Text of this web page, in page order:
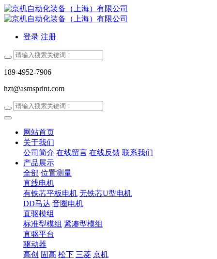
登录 注册
189-4952-7906
hzt@asmsprint.com
网站首页
关于我们
公司简介 在线留言 在线反馈 联系我们
产品展示
全部 位置测量
直线电机
有铁芯平板电机 无铁芯U型电机
DD马达 音圈电机
直驱模组
标准型模组 紧凑型模组
直驱平台
驱动器
高创 固高 松下 三菱 京机